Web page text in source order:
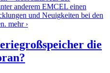
anderem EMCEL einen
und Neuigkeiten bei den
mehr ›
die